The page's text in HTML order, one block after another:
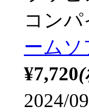
コンパ
ームソ
¥7,720
2024/